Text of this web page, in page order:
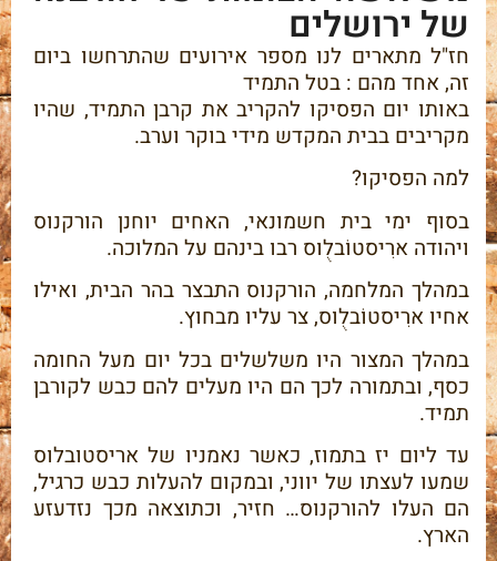
של ירושלים
חז"ל מתארים לנו מספר אירועים שהתרחשו ביום
זה, אחד מהם : בטל התמיד
באותו יום הפסיקו להקריב את קרבן התמיד, שהיו
מקריבים בבית המקדש מידי בוקר וערב.
למה הפסיקו?
בסוף ימי בית חשמונאי, האחים יוחנן הורקנוס
ויהודה ארִיסטוֹבלֻוס רבו בינהם על המלוכה.
במהלך המלחמה, הורקנוס התבצר בהר הבית, ואילו
אחיו ארִיסטוֹבלֻוס, צר עליו מבחוץ.
במהלך המצור היו משלשלים בכל יום מעל החומה
כסף, ובתמורה לכך הם היו מעלים להם כבש לקורבן
תמיד.
עד ליום יז בתמוז, כאשר נאמניו של אריסטובלוס
שמעו לעצתו של יווני, ובמקום להעלות כבש כרגיל,
הם העלו להורקנוס… חזיר, וכתוצאה מכך נזדעזע
הארץ.